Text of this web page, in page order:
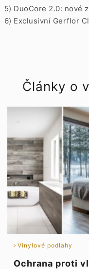
5) DuoCore 2.0: nové
6) Exclusivní Gerflor
Články o
Vinylové podlahy
Ochrana proti